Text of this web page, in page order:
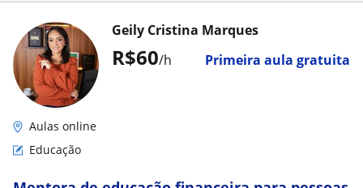
R$60/h Primeira aula gratuita
Geily Cristina Marques
Aulas online
Educação